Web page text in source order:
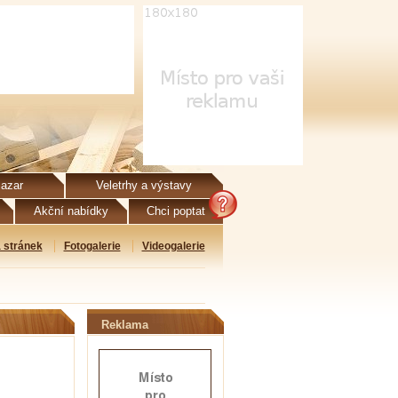
Veletrhy a výstavy
Akční nabídky
Chci poptat
stránek Fotogalerie Videogalerie
Reklama